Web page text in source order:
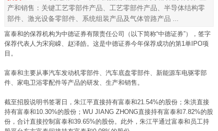
产和销售：关键工艺零部件产品、工艺零部件产品、半导体结构零
部件、激光设备零部件、系统组装产品及气体管路产品 ...
富泰和的保荐机构为中德证券有限责任公司（以下简称“中德证券”），签字
保荐代表人为宋宛嵘、赵泽皓。这是中德证券今年保荐成功的第1单IPO项
目。
富泰和主要从事汽车发动机零部件、汽车底盘零部件、新能源车电驱零部
件、家电卫浴零配件等产品的研发、生产和销售。
截至招股说明书签署日，朱江平直接持有富泰和21.54%的股份；朱洪直接
持有富泰和10.30%的股份；WU JIANG ZHONG直接持有富泰和7.82%的股
份，合计直接控制富泰和39.65%的股份。此外，朱江平通过富泰和员工持